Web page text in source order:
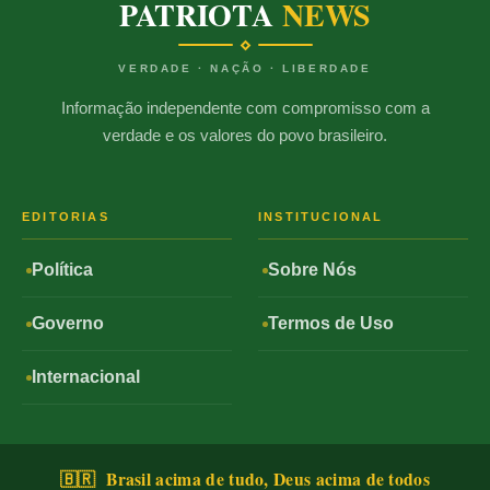
PATRIOTANEWS
VERDADE · NAÇÃO · LIBERDADE
Informação independente com compromisso com a
verdade e os valores do povo brasileiro.
EDITORIAS
Política
Governo
Internacional
INSTITUCIONAL
Sobre Nós
Termos de Uso
🇧🇷 Brasil acima de tudo, Deus acima de todos